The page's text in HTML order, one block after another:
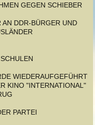
GEGEN SCHIEBER
DDR-BÜRGER UND
WIEDERAUFGEFÜHRT
KINO "INTERNATIONAL"
PARTEI